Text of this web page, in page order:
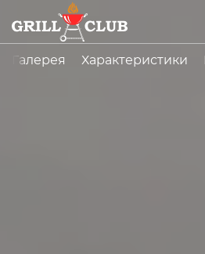
Галерея Характеристики